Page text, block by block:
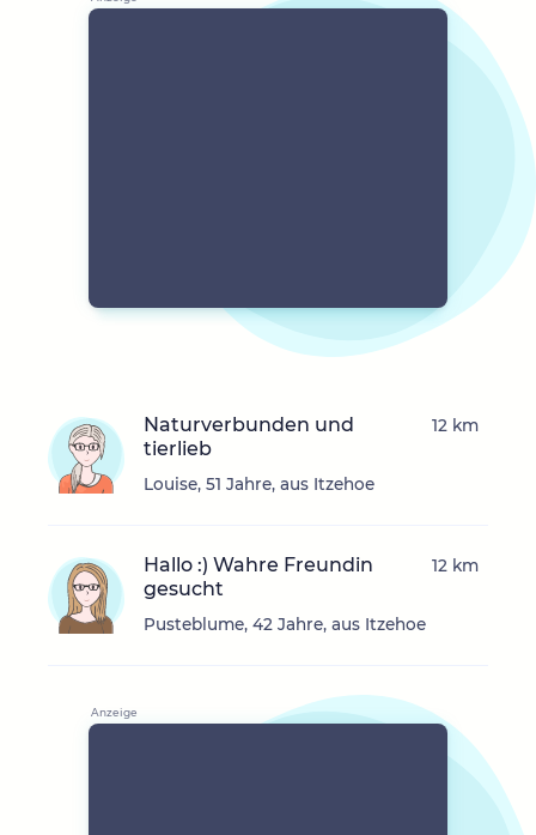
Naturverbunden und
tierlieb
Louise, 51 Jahre, aus Itzehoe
12 km
Hallo :) Wahre Freundin
gesucht
Pusteblume, 42 Jahre, aus Itzehoe
12 km